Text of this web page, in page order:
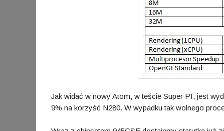
Jak widać w nowy Atom, w teście Super PI, jest
9% na korzyść N280. W wypadku tak wolnego